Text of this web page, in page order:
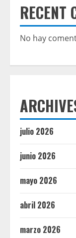
RECENT
No hay
julio 2026
junio 2026
mayo 2026
abril 2026
marzo 2026